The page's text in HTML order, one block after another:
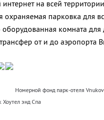
на всей
охраняемая парковка для
оборудованная комната для
от и до аэропорта
Номерной фонд парк-отеля
энд Спа